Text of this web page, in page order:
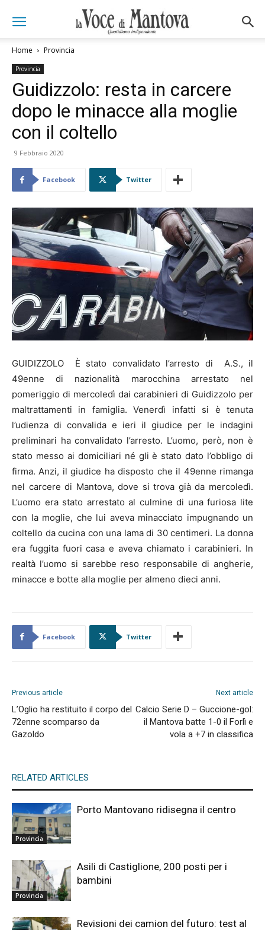
Home Provincia
Provincia
Guidizzolo: resta in carcere
dopo le minacce alla moglie
con il coltello
9 Febbraio 2020
Facebook Twitter
GUIDIZZOLO È stato convalidato l’arresto di A.S., il
49enne di nazionalità marocchina arrestato nel
pomeriggio di mercoledì dai carabinieri di Guidizzolo per
maltrattamenti in famiglia. Venerdì infatti si è tenuta
l’udienza di convalida e ieri il giudice per le indagini
preliminari ha convalidato l’arresto. L’uomo, però, non è
stato messo ai domiciliari né gli è stato dato l’obbligo di
firma. Anzi, il giudice ha disposto che il 49enne rimanga
nel carcere di Mantova, dove si trova già da mercoledì.
L’uomo era stato arrestato al culmine di una furiosa lite
con la moglie, che lui aveva minacciato impugnando un
coltello da cucina con una lama di 30 centimeri. La donna
era fuggita fuori casa e aveva chiamato i carabinieri. In
realtà l’uomo si sarebbe reso responsabile di angherie,
minacce e botte alla moglie per almeno dieci anni.
Facebook Twitter
Previous article
L’Oglio ha restituito il corpo del
72enne scomparso da
Gazoldo
Next article
Calcio Serie D – Guccione-gol:
il Mantova batte 1-0 il Forlì e
vola a +7 in classifica
RELATED ARTICLES
Provincia
Porto Mantovano ridisegna il centro
Provincia
Asili di Castiglione, 200 posti per i
bambini
Revisioni dei camion del futuro: test al